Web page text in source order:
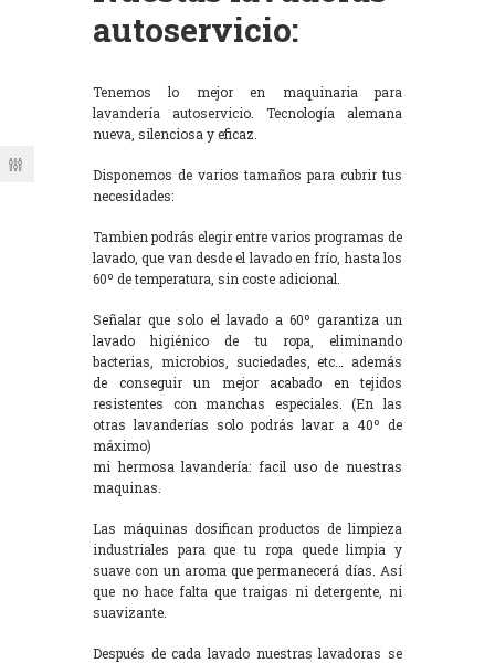
autoservicio:
Tenemos lo mejor en maquinaria para
lavandería autoservicio. Tecnología alemana
nueva, silenciosa y eficaz.
Disponemos de varios tamaños para cubrir tus
necesidades:
Tambien podrás elegir entre varios programas de
lavado, que van desde el lavado en frío, hasta los
60º de temperatura, sin coste adicional.
Señalar que solo el lavado a 60º garantiza un
lavado higiénico de tu ropa, eliminando
bacterias, microbios, suciedades, etc… además
de conseguir un mejor acabado en tejidos
resistentes con manchas especiales. (En las
otras lavanderías solo podrás lavar a 40º de
máximo)
mi hermosa lavandería: facil uso de nuestras
maquinas.
Las máquinas dosifican productos de limpieza
industriales para que tu ropa quede limpia y
suave con un aroma que permanecerá días. Así
que no hace falta que traigas ni detergente, ni
suavizante.
Después de cada lavado nuestras lavadoras se